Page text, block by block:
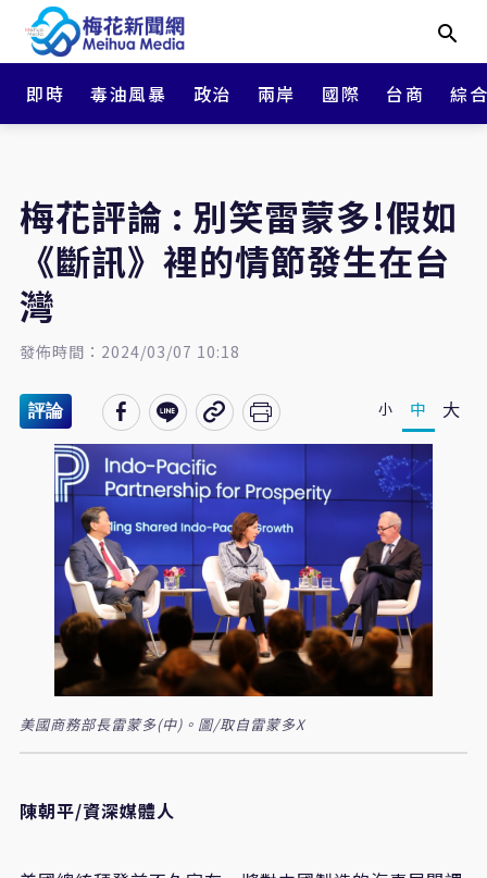
即時 毒油風暴 政治 兩岸 國際 台商 綜
梅花評論 : 別笑雷蒙多!假如
《斷訊》裡的情節發生在台
灣
發佈時間：2024/03/07 10:18
評論 小 中 大
美國商務部長雷蒙多(中)。圖/取自雷蒙多X
陳朝平/資深媒體人